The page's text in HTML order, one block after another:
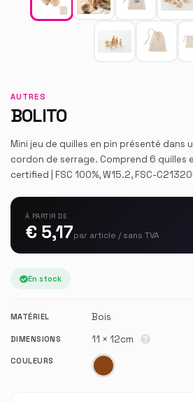
AUTRES
BOLITO
Mini jeu de quilles en pin présenté dans
cordon de serrage. Comprend 6 quilles
certified | FSC 100%, W15.2, FSC-
À PARTIR DE
€ 5,17par article / sans TVA
En stock
MATÉRIEL Bois
DIMENSIONS 11 × 12cm
COULEURS